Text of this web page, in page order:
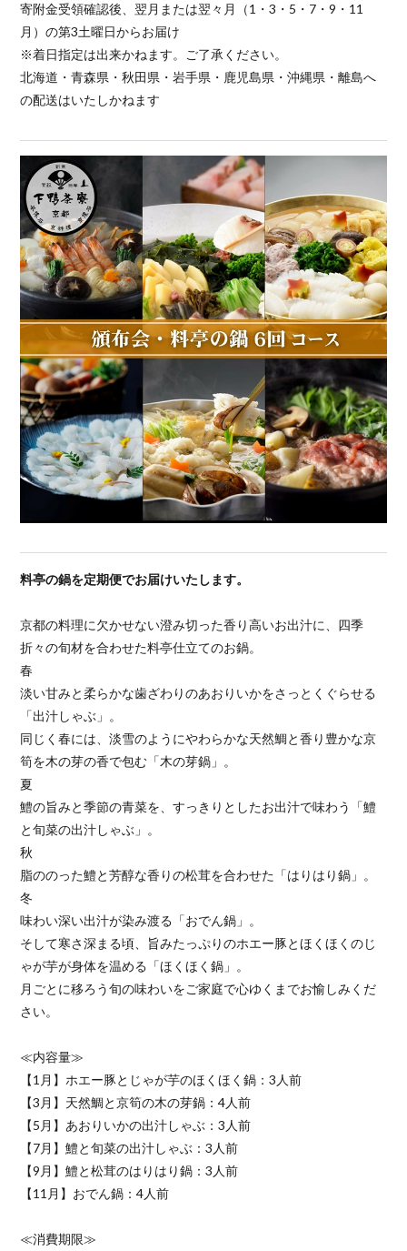
寄附金受領確認後、翌月または翌々月（1・3・5・7・9・11
月）の第3土曜日からお届け
※着日指定は出来かねます。ご了承ください。
北海道・青森県・秋田県・岩手県・鹿児島県・沖縄県・離島へ
の配送はいたしかねます
料亭の鍋を定期便でお届けいたします。
京都の料理に欠かせない澄み切った香り高いお出汁に、四季
折々の旬材を合わせた料亭仕立てのお鍋。
春
淡い甘みと柔らかな歯ざわりのあおりいかをさっとくぐらせる
「出汁しゃぶ」。
同じく春には、淡雪のようにやわらかな天然鯛と香り豊かな京
筍を木の芽の香で包む「木の芽鍋」。
夏
鱧の旨みと季節の青菜を、すっきりとしたお出汁で味わう「鱧
と旬菜の出汁しゃぶ」。
秋
脂ののった鱧と芳醇な香りの松茸を合わせた「はりはり鍋」。
冬
味わい深い出汁が染み渡る「おでん鍋」。
そして寒さ深まる頃、旨みたっぷりのホエー豚とほくほくのじ
ゃが芋が身体を温める「ほくほく鍋」。
月ごとに移ろう旬の味わいをご家庭で心ゆくまでお愉しみくだ
さい。
≪内容量≫
【1月】ホエー豚とじゃが芋のほくほく鍋：3人前
【3月】天然鯛と京筍の木の芽鍋：4人前
【5月】あおりいかの出汁しゃぶ：3人前
【7月】鱧と旬菜の出汁しゃぶ：3人前
【9月】鱧と松茸のはりはり鍋：3人前
【11月】おでん鍋：4人前
≪消費期限≫